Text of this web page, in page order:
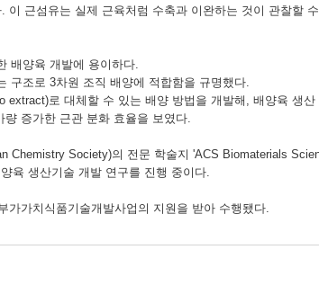
근섬유는 실제 근육처럼 수축과 이완하는 것이 관찰할
배양육 개발에 용이하다.
구조로 3차원 조직 배양에 적합함을 규명했다.
로 대체할 수 있는 배양 방법을 개발해, 배양육 생
증가한 근관 분화 효율을 보였다.
Chemistry Society)의 전문 학술지 'ACS Biomaterials
육 생산기술 개발 연구를 진행 중이다.
가가치식품기술개발사업의 지원을 받아 수행됐다.